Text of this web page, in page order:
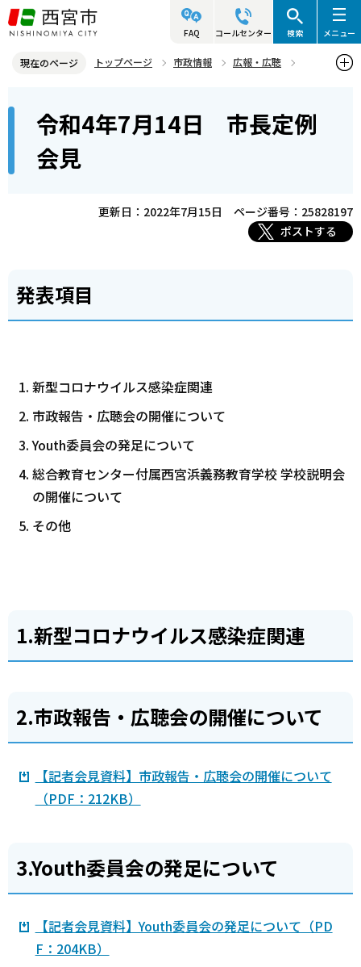
こ
の
ジ
頭
FAQ コールセンター 検索 メニュー
現在のページ トップページ 市政情報
広報・広聴
令和4年7月14日 市長定例会見
令和4年7月14日 市長定例
会見
更新日：2022年7月15日
ページ番号：25828197
ポストする
発表項目
新型コロナウイルス感染症関連
市政報告・広聴会の開催について
Youth委員会の発足について
総合教育センター付属西宮浜義務教育学校 学校説明会
の開催について
その他
1.新型コロナウイルス感染症関連
2.市政報告・広聴会の開催について
【記者会見資料】市政報告・広聴会の開催について
（PDF：212KB）
3.Youth委員会の発足について
【記者会見資料】Youth委員会の発足について（PD
F：204KB）